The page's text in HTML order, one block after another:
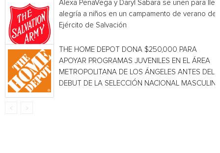
Alexa PenaVega y Daryl Sabara se unen para
alegría a niños en un campamento de verano del
Ejército de Salvación
THE HOME DEPOT DONA $250,000 PARA
APOYAR PROGRAMAS JUVENILES EN EL ÁREA
METROPOLITANA DE LOS ÁNGELES ANTES DEL
DEBUT DE LA SELECCIÓN NACIONAL